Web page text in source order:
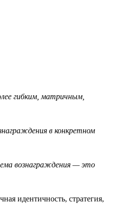
гибким, матричным,
в конкретном
вознаграждения — это
идентичность, стратегия,